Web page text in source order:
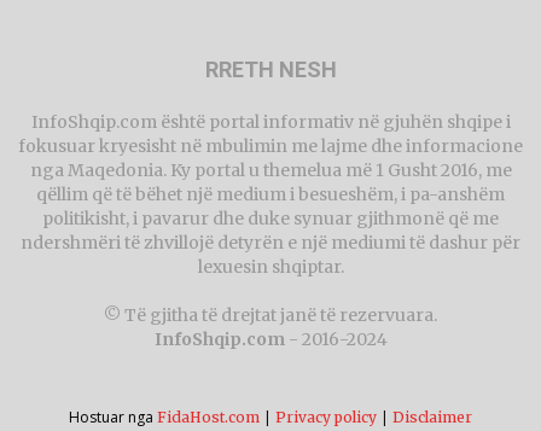
RRETH NESH
InfoShqip.com është portal informativ në gjuhën shqipe i
fokusuar kryesisht në mbulimin me lajme dhe informacione
nga Maqedonia. Ky portal u themelua më 1 Gusht 2016, me
qëllim që të bëhet një medium i besueshëm, i pa-anshëm
politikisht, i pavarur dhe duke synuar gjithmonë që me
ndershmëri të zhvillojë detyrën e një mediumi të dashur për
lexuesin shqiptar.
© Të gjitha të drejtat janë të rezervuara.
InfoShqip.com- 2016-2024
Hostuar nga FidaHost.com | Privacy policy | Disclaimer